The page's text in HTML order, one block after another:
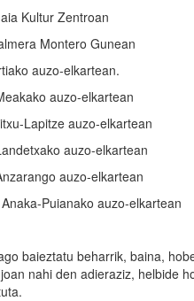
Kultur Zentroan
Montero Gunean
auzo-elkartean.
auzo-elkartean
Lapitze auzo-elkartean
auzo-elkartean
auzo-elkartean
Puianako auzo-elkartean
baieztatu beharrik, baina,
nahi den adieraziz, helbide